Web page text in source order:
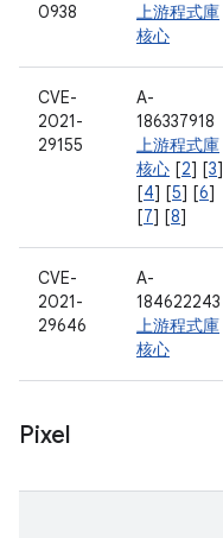
0938
上游程式庫
核心
CVE-
2021-
29155
A-
186337918
上游程式庫
核心 [2] [3]
[4] [5] [6]
[7] [8]
CVE-
2021-
29646
A-
184622243
上游程式庫
核心
Pixel